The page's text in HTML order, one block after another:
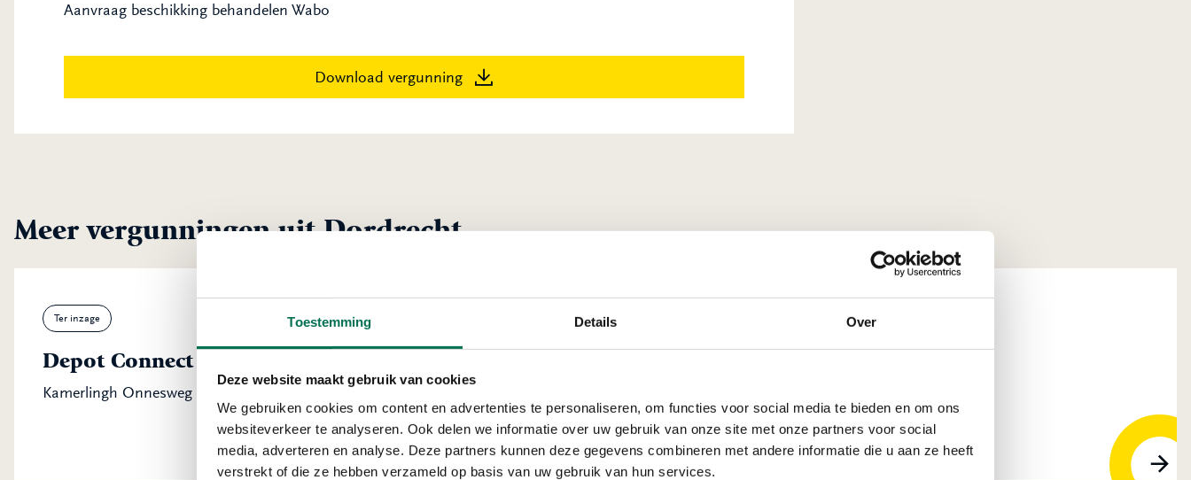
Toestemming Details Over
Deze website maakt gebruik van cookies
We gebruiken cookies om content en advertenties te personaliseren, om functies voor social media te bieden en om ons
websiteverkeer te analyseren. Ook delen we informatie over uw gebruik van onze site met onze partners voor social
media, adverteren en analyse. Deze partners kunnen deze gegevens combineren met andere informatie die u aan ze heeft
verstrekt of die ze hebben verzameld op basis van uw gebruik van hun services.
Aanvraag beschikking behandelen Wabo
Download vergunning
Meer vergunningen uit Dordrecht
Ter inzage
Depot Connect International B.V.
Kamerlingh Onnesweg 23, 3316 GK Dordrecht